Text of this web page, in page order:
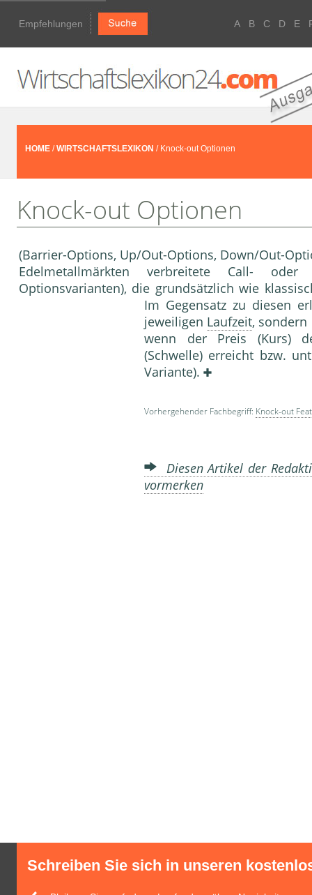
Empfehlungen A B C D E
HOME /WIRTSCHAFTSLEXIKON / Knock-out Optionen
Knock-out Optionen
(Barrier-Options, Up/Out-Options, Down/Out-
Edelmetallmärkten verbreitete Call- oder
Optionsvarianten), die grundsätzlich wie
Im Gegensatz zu diesen
jeweiligen Laufzeit, sondern
wenn der Preis (Kurs)
(Schwelle) erreicht bzw.
Variante).
Vorhergehender Fachbegriff: Knock-out
Diesen Artikel der
vormerken
Schreiben Sie sich in unseren